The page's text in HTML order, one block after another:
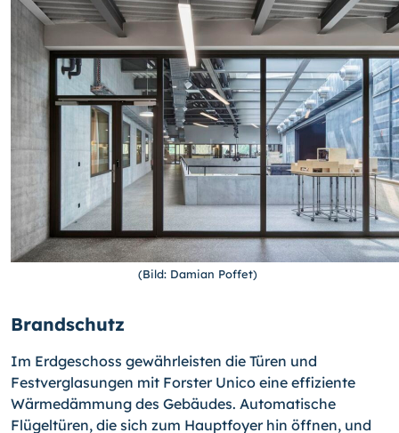
(Bild: Damian Poffet)
Brandschutz
Im Erdgeschoss gewährleisten die Türen und
Festverglasungen mit Forster Unico eine effiziente
Wärmedämmung des Gebäudes. Automatische
Flügeltüren, die sich zum Hauptfoyer hin öffnen, und